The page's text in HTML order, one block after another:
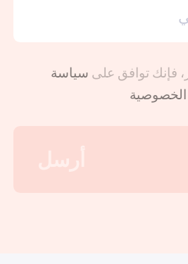
فإنك توافق على سياسة
الخصوصية